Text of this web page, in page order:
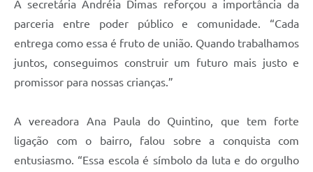
A secretária Andréia Dimas reforçou a importância da
parceria entre poder público e comunidade. “Cada
entrega como essa é fruto de união. Quando trabalhamos
juntos, conseguimos construir um futuro mais justo e
promissor para nossas crianças.”
A vereadora Ana Paula do Quintino, que tem forte
ligação com o bairro, falou sobre a conquista com
entusiasmo. “Essa escola é símbolo da luta e do orgulho